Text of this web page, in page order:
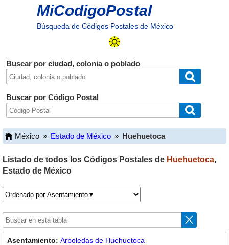
MiCodigoPostal
Búsqueda de Códigos Postales de México
Buscar por ciudad, colonia o poblado
Buscar por Código Postal
México » Estado de México » Huehuetoca
Listado de todos los Códigos Postales de Huehuetoca,
Estado de México
Arboledas de Huehuetoca